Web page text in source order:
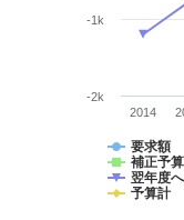
要求額
補正予算
翌年度
予算計
2014
-2k
-1k